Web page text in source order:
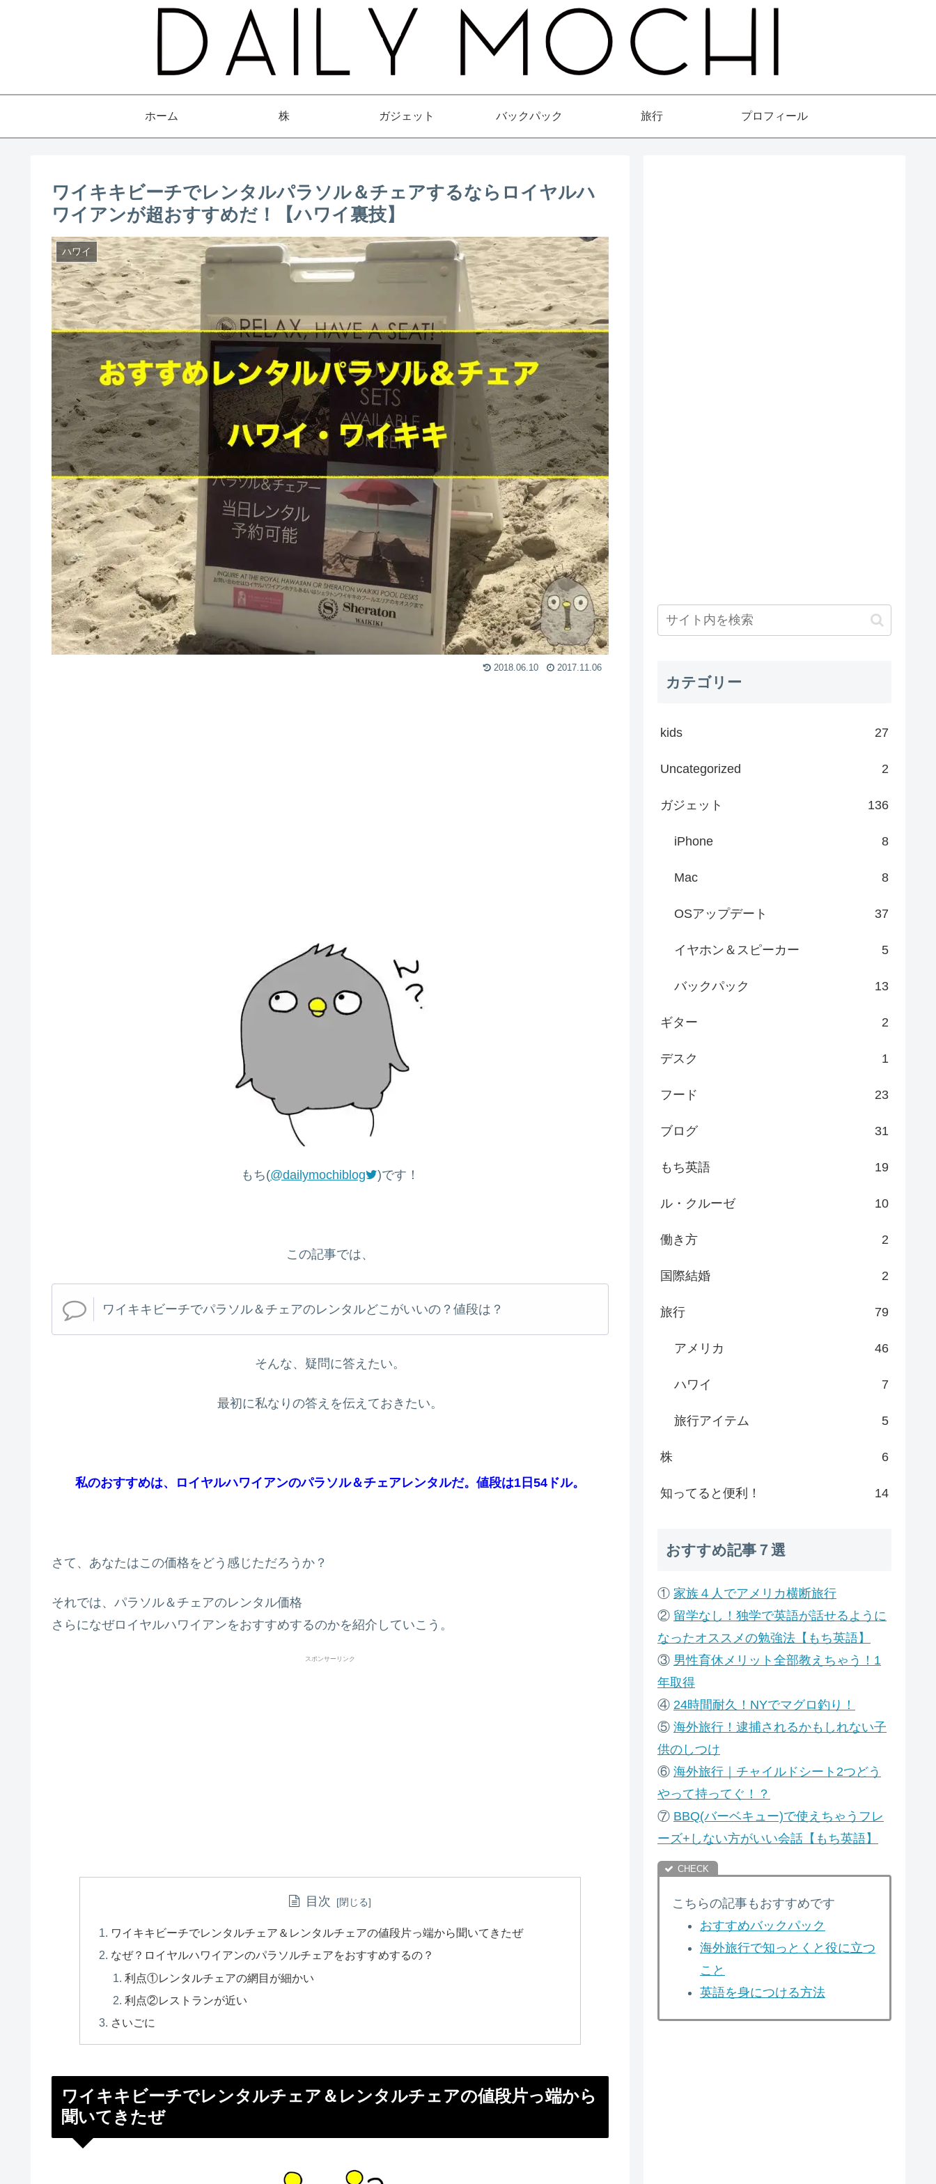
ホーム 株 ガジェット バックパック 旅行 プロフィール
ワイキキビーチでレンタルパラソル＆チェアするならロイヤルハ
ワイアンが超おすすめだ！【ハワイ裏技】
ハワイ
2018.06.10 2017.11.06
もち(@dailymochiblog )です！
この記事では、
ワイキキビーチでパラソル＆チェアのレンタルどこがいいの？値段は？
そんな、疑問に答えたい。
最初に私なりの答えを伝えておきたい。
私のおすすめは、 ロイヤルハワイアンのパラソル＆チェアレンタルだ。値段は1日54ドル。
さて、あなたはこの価格をどう感じただろうか？
それでは、パラソル＆チェアのレンタル価格
さらになぜロイヤルハワイアンをおすすめするのかを紹介していこう。
スポンサーリンク
目次
ワイキキビーチでレンタルチェア＆レンタルチェアの値段片っ端から聞いてきたぜ
なぜ？ロイヤルハワイアンのパラソルチェアをおすすめするの？
利点①レンタルチェアの網目が細かい
利点②レストランが近い
さいごに
ワイキキビーチでレンタルチェア＆レンタルチェアの値段片っ端から
聞いてきたぜ
カテゴリー
kids 27
Uncategorized 2
ガジェット 136
iPhone 8
Mac 8
OSアップデート 37
イヤホン＆スピーカー 5
バックパック 13
ギター 2
デスク 1
フード 23
ブログ 31
もち英語 19
ル・クルーゼ 10
働き方 2
国際結婚 2
旅行 79
アメリカ 46
ハワイ 7
旅行アイテム 5
株 6
知ってると便利！ 14
おすすめ記事７選
① 家族４人でアメリカ横断旅行
② 留学なし！独学で英語が話せるように
なったオススメの勉強法【もち英語】
③ 男性育休メリット全部教えちゃう！1
年取得
④ 24時間耐久！NYでマグロ釣り！
⑤ 海外旅行！逮捕されるかもしれない子
供のしつけ
⑥ 海外旅行｜チャイルドシート2つどう
やって持ってぐ！？
⑦ BBQ(バーベキュー)で使えちゃうフレ
ーズ+しない方がいい会話【もち英語】
こちらの記事もおすすめです
おすすめバックパック
海外旅行で知っとくと役に立つ
こと
英語を身につける方法